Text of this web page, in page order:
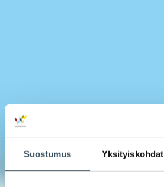
Suostumus Yksityiskohdat